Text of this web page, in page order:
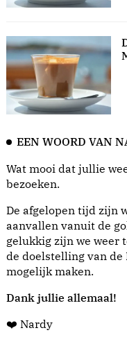
EEN WOORD VAN
Wat mooi dat jullie
bezoeken.
De afgelopen tijd zijn
aanvallen vanuit de
gelukkig zijn we weer
de doelstelling van de
mogelijk maken.
Dank jullie allemaal!
❤️ Nardy